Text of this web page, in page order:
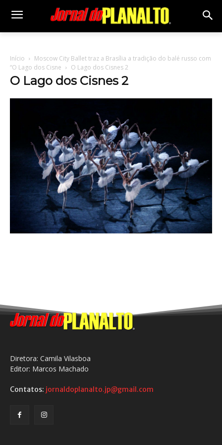
Início
Moscow City Ballet traz a Brasília a tradição do balé russo com
“O Lago dos Cisne
O Lago dos Cisnes 2
O Lago dos Cisnes 2
Diretora: Camila Vilasboa
Editor: Marcos Machado
Contatos: jornaldoplanalto.jp@gmail.com